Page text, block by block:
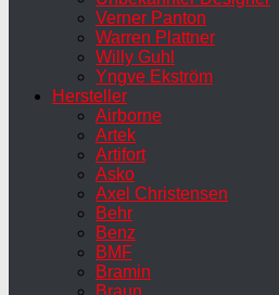
Verner Panton
Warren Plattner
Willy Guhl
Yngve Ekström
Hersteller
Airborne
Artek
Artifort
Asko
Axel Christensen
Behr
Benz
BMF
Bramin
Braun